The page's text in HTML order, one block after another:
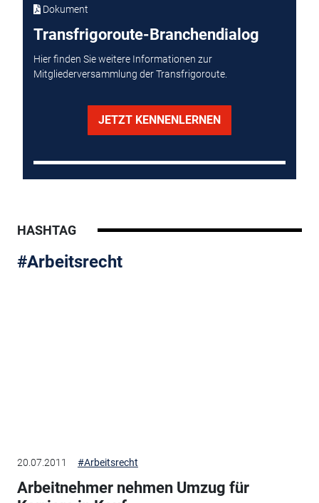
Dokument
Transfrigoroute-Branchendialog
Hier finden Sie weitere Informationen zur
Mitgliederversammlung der Transfrigoroute.
JETZT KENNENLERNEN
HASHTAG
#Arbeitsrecht
20.07.2011 #Arbeitsrecht
Arbeitnehmer nehmen Umzug für